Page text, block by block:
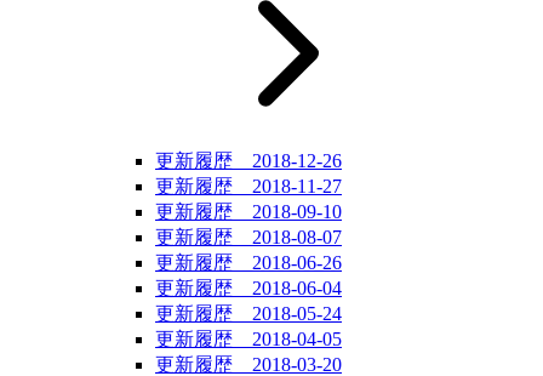
更新履歴 2018-12-26
更新履歴 2018-11-27
更新履歴 2018-09-10
更新履歴 2018-08-07
更新履歴 2018-06-26
更新履歴 2018-06-04
更新履歴 2018-05-24
更新履歴 2018-04-05
更新履歴 2018-03-20